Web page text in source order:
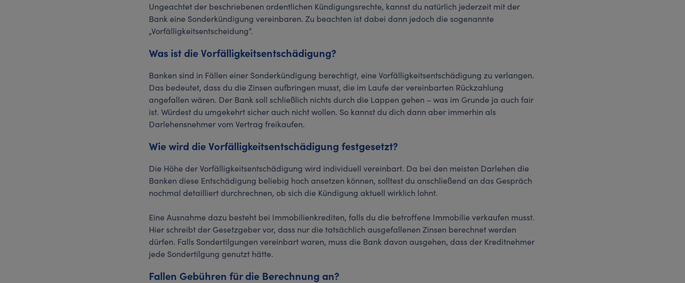
Ungeachtet der beschriebenen ordentlichen Kündigungsrechte, kannst du natürlich jederzeit mit der
Bank eine Sonderkündigung vereinbaren. Zu beachten ist dabei dann jedoch die sogenannte
„Vorfälligkeitsentscheidung“.
Was ist die Vorfälligkeitsentschädigung?
Banken sind in Fällen einer Sonderkündigung berechtigt, eine Vorfälligkeitsentschädigung zu verlangen.
Das bedeutet, dass du die Zinsen aufbringen musst, die im Laufe der vereinbarten Rückzahlung
angefallen wären. Der Bank soll schließlich nichts durch die Lappen gehen – was im Grunde ja auch fair
ist. Würdest du umgekehrt sicher auch nicht wollen. So kannst du dich dann aber immerhin als
Darlehensnehmer vom Vertrag freikaufen.
Wie wird die Vorfälligkeitsentschädigung festgesetzt?
Die Höhe der Vorfälligkeitsentschädigung wird individuell vereinbart. Da bei den meisten Darlehen die
Banken diese Entschädigung beliebig hoch ansetzen können, solltest du anschließend an das Gespräch
nochmal detailliert durchrechnen, ob sich die Kündigung aktuell wirklich lohnt.
Eine Ausnahme dazu besteht bei Immobilienkrediten, falls du die betroffene Immobilie verkaufen musst.
Hier schreibt der Gesetzgeber vor, dass nur die tatsächlich ausgefallenen Zinsen berechnet werden
dürfen. Falls Sondertilgungen vereinbart waren, muss die Bank davon ausgehen, dass der Kreditnehmer
jede Sondertilgung genutzt hätte.
Fallen Gebühren für die Berechnung an?